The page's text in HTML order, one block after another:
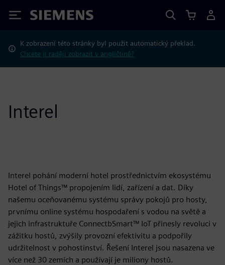
Siemens
K zobrazení této stránky byl použit automatický překlad.
Chcete ji raději zobrazit v angličtině?
Interel
Interel pohání moderní hotel prostřednictvím ekosystému
Hotel of Things™ propojením lidí, zařízení a dat. Díky
našemu oceňovanému systému správy pokojů pro hosty,
prvnímu online systému hospodaření s vodou na světě a
jejich infrastruktuře ConnectbSmart™ IoT přinesly revoluci v
zážitku hostů, zvýšily provozní efektivitu a podpořily
udržitelnost v pohostinství. Řešení Interel jsou nasazena ve
více než 30 zemích a používají je miliony hostů.